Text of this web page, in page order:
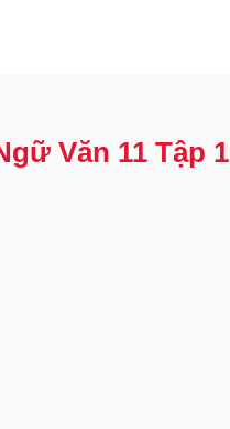
Văn 11 Tập 1